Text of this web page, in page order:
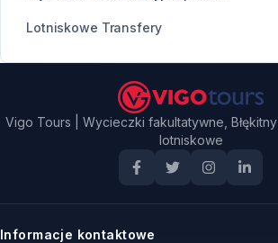
Lotniskowe Transfery
Vigo Tours | Wycieczki fakultatywne,
lotniskowe
Informacje kontaktowe